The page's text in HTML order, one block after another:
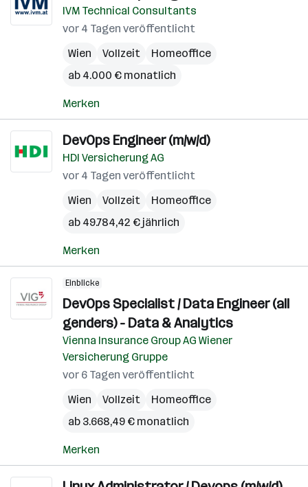
IVM Technical Consultants
vor 4 Tagen veröffentlicht
Wien
Vollzeit
Homeoffice
ab 4.000 € monatlich
Merken
DevOps Engineer (m/w/d)
HDI Versicherung AG
vor 4 Tagen veröffentlicht
Wien
Vollzeit
Homeoffice
ab 49.784,42 € jährlich
Merken
Einblicke
DevOps Specialist / Data Engineer (all
genders) - Data & Analytics
Vienna Insurance Group AG Wiener
Versicherung Gruppe
vor 6 Tagen veröffentlicht
Wien
Vollzeit
Homeoffice
ab 3.668,49 € monatlich
Merken